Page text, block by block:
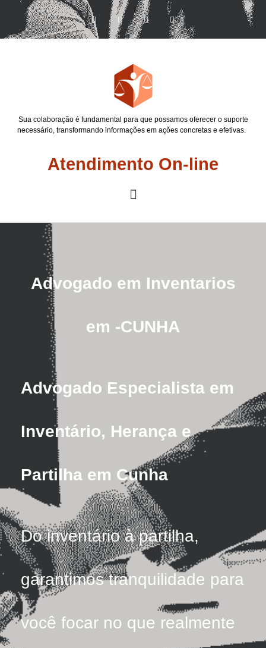
Sua colaboração é fundamental para que possamos oferecer o suporte
necessário, transformando informações em ações concretas e efetivas.
Atendimento On-line
Advogado em Inventarios
em -CUNHA
Advogado Especialista em
Inventário, Herança e
Partilha em Cunha
Do inventário à partilha,
garantimos tranquilidade para
você focar no que realmente